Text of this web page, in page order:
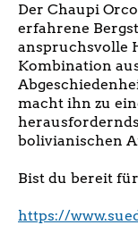
Der Chaupi
erfahrene
anspruchsvolle
Kombination
macht ihn zu
bolivianischen
Bist du bereit
https://